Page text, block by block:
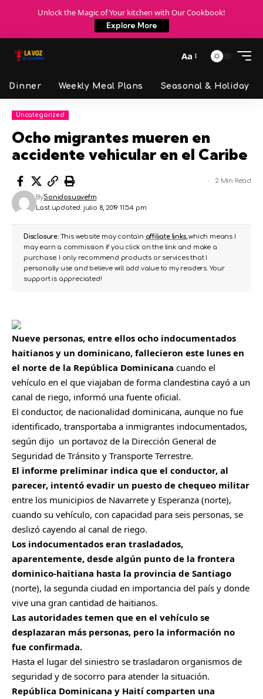
Unlock the Magic of Your kitchen with Our Cookbook!
Explore More
Aa
Dinner Weekly Meal Plans Seasonal & Holiday
Uncategorized
Ocho migrantes mueren en
accidente vehicular en el Caribe
Last updated: julio 8, 2019 11:54 pm
BySonidosuavefm
2 Min Read
Disclosure:This website may contain affiliate links, which means I
may earn a commission if you click on the link and make a
purchase. I only recommend products or services that I
personally use and believe will add value to my readers. Your
support is appreciated!
Nueve personas, entre ellos ocho indocumentados
haitianos y un dominicano, fallecieron este lunes en
el norte de la República Dominicana cuando el
vehículo en el que viajaban de forma clandestina cayó a un
canal de riego, informó una fuente oficial.
El conductor, de nacionalidad dominicana, aunque no fue
identificado, transportaba a inmigrantes indocumentados,
según dijo un portavoz de la Dirección General de
Seguridad de Tránsito y Transporte Terrestre.
El informe preliminar indica que el conductor, al
parecer, intentó evadir un puesto de chequeo militar
entre los municipios de Navarrete y Esperanza (norte),
cuando su vehículo, con capacidad para seis personas, se
deslizó cayendo al canal de riego.
Los indocumentados eran trasladados,
aparentemente, desde algún punto de la frontera
dominico-haitiana hasta la provincia de Santiago
(norte), la segunda ciudad en importancia del país y donde
vive una gran cantidad de haitianos.
Las autoridades temen que en el vehículo se
desplazaran más personas, pero la información no
fue confirmada.
Hasta el lugar del siniestro se trasladaron organismos de
seguridad y de socorro para atender la situación.
República Dominicana y Haití comparten una